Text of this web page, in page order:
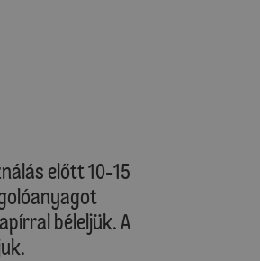
előtt 10-15
béleljük. A